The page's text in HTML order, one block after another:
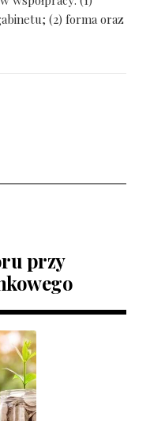
(2) forma oraz
przy